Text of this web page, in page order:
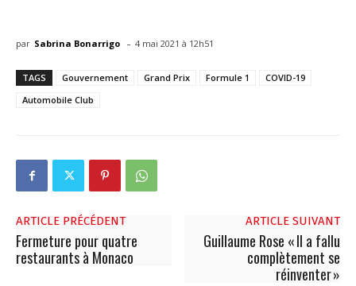
par Sabrina Bonarrigo - 4 mai 2021 à 12h51
TAGS Gouvernement Grand Prix Formule 1
COVID-19
Automobile Club
ARTICLE PRÉCÉDENT
Fermeture pour quatre
restaurants à Monaco
ARTICLE SUIVANT
Guillaume Rose « Il a fallu
complètement se
réinventer »